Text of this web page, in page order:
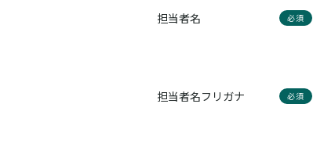
担当者名 必須
担当者名フリガナ 必須